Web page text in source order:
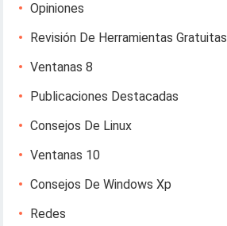
Opiniones
Revisión De Herramientas Gratuitas
Ventanas 8
Publicaciones Destacadas
Consejos De Linux
Ventanas 10
Consejos De Windows Xp
Redes